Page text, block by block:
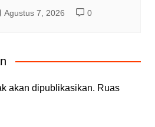
Agustus 7, 2026 0
akan dipublikasikan. Ruas